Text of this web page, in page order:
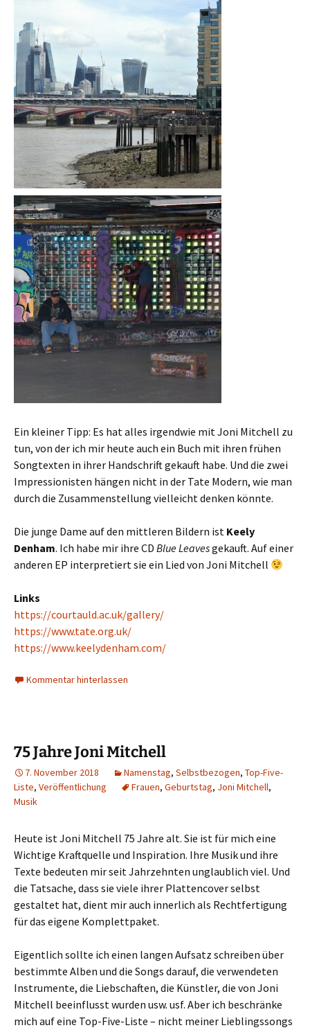
Ein kleiner Tipp: Es hat alles irgendwie mit Joni Mitchell zu
tun, von der ich mir heute auch ein Buch mit ihren frühen
Songtexten in ihrer Handschrift gekauft habe. Und die zwei
Impressionisten hängen nicht in der Tate Modern, wie man
durch die Zusammenstellung vielleicht denken könnte.
Die junge Dame auf den mittleren Bildern ist Keely
Denham. Ich habe mir ihre CD Blue Leavesgekauft. Auf einer
anderen EP interpretiert sie ein Lied von Joni Mitchell
Links
https://courtauld.ac.uk/gallery/
https://www.tate.org.uk/
https://www.keelydenham.com/
Kommentar hinterlassen
75 Jahre Joni Mitchell
7. November 2018 Namenstag, Selbstbezogen, Top-Five-
Liste, Veröffentlichung Frauen, Geburtstag, Joni Mitchell,
Musik
Heute ist Joni Mitchell 75 Jahre alt. Sie ist für mich eine
Wichtige Kraftquelle und Inspiration. Ihre Musik und ihre
Texte bedeuten mir seit Jahrzehnten unglaublich viel. Und
die Tatsache, dass sie viele ihrer Plattencover selbst
gestaltet hat, dient mir auch innerlich als Rechtfertigung
für das eigene Komplettpaket.
Eigentlich sollte ich einen langen Aufsatz schreiben über
bestimmte Alben und die Songs darauf, die verwendeten
Instrumente, die Liebschaften, die Künstler, die von Joni
Mitchell beeinflusst wurden usw. usf. Aber ich beschränke
mich auf eine Top-Five-Liste – nicht meiner Lieblingssongs